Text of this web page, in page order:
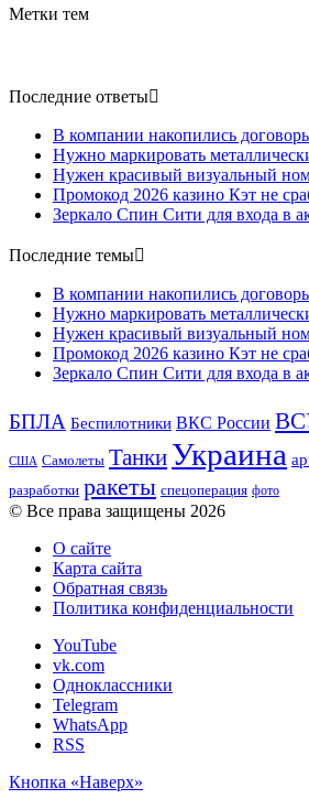
Метки тем
Последние ответы
В компании накопились
Нужно маркировать
Нужен красивый визуальный
Промокод 2026 казино Кэт не
Зеркало Спин Сити для входа в
Последние темы
В компании накопились
Нужно маркировать
Нужен красивый визуальный
Промокод 2026 казино Кэт не
Зеркало Спин Сити для входа в
БПЛА Беспилотники ВКС России
США Самолеты Танки Украина
разработки ракеты спецоперация фото
© Все права защищены 2026
О сайте
Карта сайта
Обратная связь
Политика конфиденциальности
YouTube
vk.com
Одноклассники
Telegram
WhatsApp
RSS
Кнопка «Наверх»